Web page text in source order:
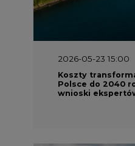
2026-05-23 15:00
Koszty
Polsce do 2040
wnioski